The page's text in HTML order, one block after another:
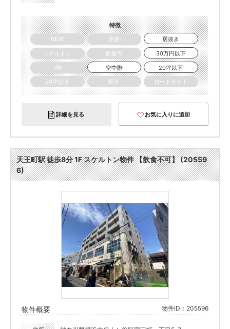
特徴
NEW
更新
居抜き
スケルトン
飲食可
30万円以下
1階
空中階
20坪以下
50坪以上
駅近 ロードサイド
詳細を見る お気に入りに追加
天王町駅 徒歩8分 1F スケルトン物件 【飲食不可】 (20559
6)
物件概要 物件ID：205596